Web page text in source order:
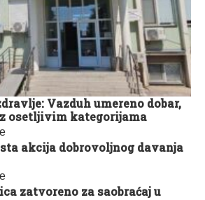
Vazduh umereno dobar,
osetljivim kategorijama
akcija dobrovoljnog davanja
zatvoreno za saobraćaj u